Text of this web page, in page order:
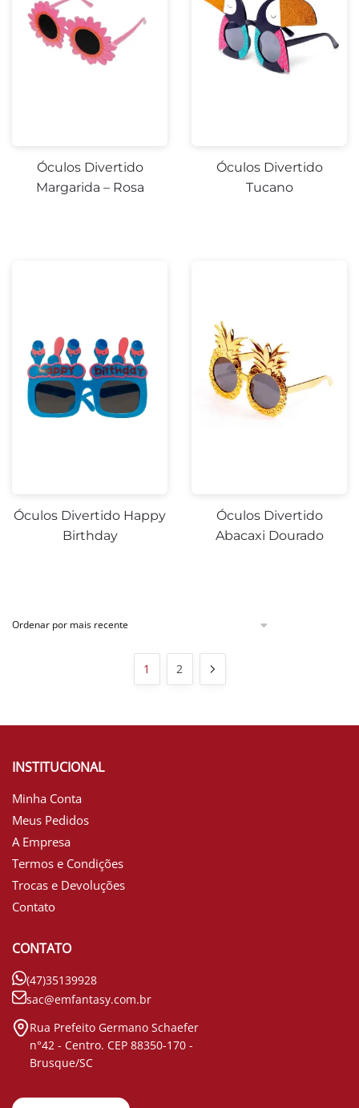
Óculos Divertido
Margarida – Rosa
Óculos Divertido
Tucano
Óculos Divertido Happy
Birthday
Óculos Divertido
Abacaxi Dourado
1 2
INSTITUCIONAL
Minha Conta
Meus Pedidos
A Empresa
Termos e Condições
Trocas e Devoluções
Contato
CONTATO
(47)35139928
sac@emfantasy.com.br
Rua Prefeito Germano Schaefer
n°42 - Centro. CEP 88350-170 -
Brusque/SC